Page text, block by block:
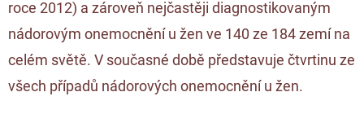
roce 2012) a zároveň nejčastěji diagnostikovaným
nádorovým onemocnění u žen ve 140 ze 184 zemí na
celém světě. V současné době představuje čtvrtinu ze
všech případů nádorových onemocnění u žen.